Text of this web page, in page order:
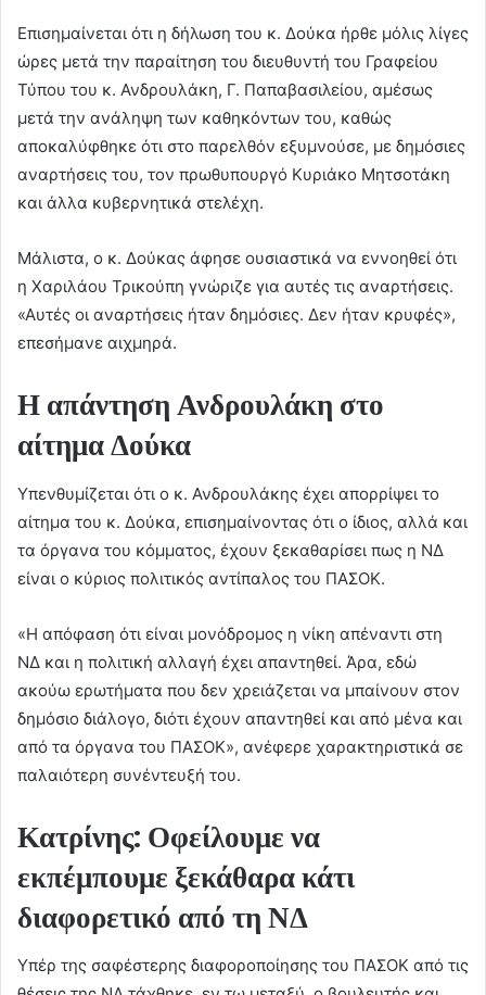
Επισημαίνεται ότι η δήλωση του κ. Δούκα ήρθε μόλις λίγες
ώρες μετά την παραίτηση του διευθυντή του Γραφείου
Τύπου του κ. Ανδρουλάκη, Γ. Παπαβασιλείου, αμέσως
μετά την ανάληψη των καθηκόντων του, καθώς
αποκαλύφθηκε ότι στο παρελθόν εξυμνούσε, με δημόσιες
αναρτήσεις του, τον πρωθυπουργό Κυριάκο Μητσοτάκη
και άλλα κυβερνητικά στελέχη.
Μάλιστα, ο κ. Δούκας άφησε ουσιαστικά να εννοηθεί ότι
η Χαριλάου Τρικούπη γνώριζε για αυτές τις αναρτήσεις.
«Αυτές οι αναρτήσεις ήταν δημόσιες. Δεν ήταν κρυφές»,
επεσήμανε αιχμηρά.
Η απάντηση Ανδρουλάκη στο
αίτημα Δούκα
Υπενθυμίζεται ότι ο κ. Ανδρουλάκης έχει απορρίψει το
αίτημα του κ. Δούκα, επισημαίνοντας ότι ο ίδιος, αλλά και
τα όργανα του κόμματος, έχουν ξεκαθαρίσει πως η ΝΔ
είναι ο κύριος πολιτικός αντίπαλος του ΠΑΣΟΚ.
«Η απόφαση ότι είναι μονόδρομος η νίκη απέναντι στη
ΝΔ και η πολιτική αλλαγή έχει απαντηθεί. Άρα, εδώ
ακούω ερωτήματα που δεν χρειάζεται να μπαίνουν στον
δημόσιο διάλογο, διότι έχουν απαντηθεί και από μένα και
από τα όργανα του ΠΑΣΟΚ», ανέφερε χαρακτηριστικά σε
παλαιότερη συνέντευξή του.
Κατρίνης: Οφείλουμε να
εκπέμπουμε ξεκάθαρα κάτι
διαφορετικό από τη ΝΔ
Υπέρ της σαφέστερης διαφοροποίησης του ΠΑΣΟΚ από τις